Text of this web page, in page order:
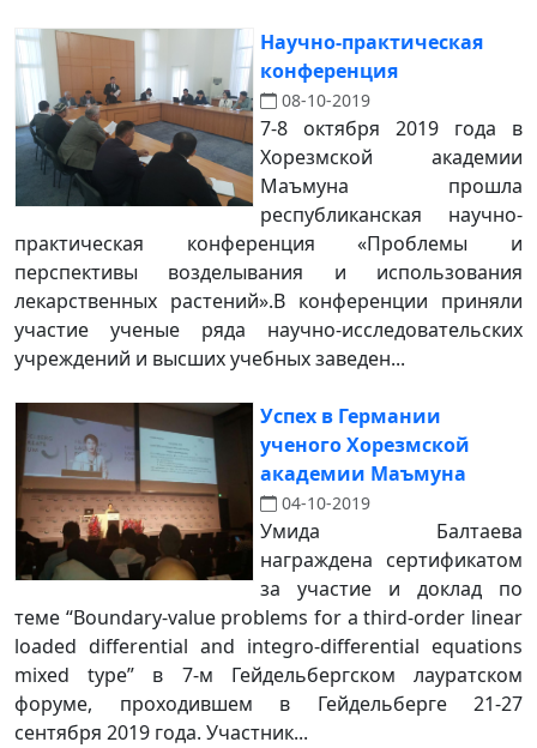
Научно-практическая
конференция
08-10-2019
7-8 октября 2019 года в
Хорезмской академии
Маъмуна прошла
республиканская научно-
практическая конференция «Проблемы и
перспективы возделывания и использования
лекарственных растений».В конференции приняли
участие ученые ряда научно-исследовательских
учреждений и высших учебных заведен...
Успех в Германии
ученого Хорезмской
академии Маъмуна
04-10-2019
Умида Балтаева
награждена сертификатом
за участие и доклад по
теме “Boundary-value problems for a third-order linear
loaded differential and integro-differential equations
mixed type” в 7-м Гейдельбергском лауратском
форуме, проходившем в Гейдельберге 21-27
сентября 2019 года. Участник...